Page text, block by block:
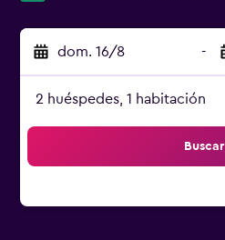
dom. 16/8 -
2 huéspedes, 1 habitación
Buscar